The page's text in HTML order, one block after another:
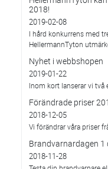
2018!
2019-02-08
I hård konkurrens med
HellermannTyton
Nyhet i webbshopen
2019-01-22
Inom kort lanserar vi två
Förändrade priser
2018-12-05
Vi förändrar våra priser
Brandvarnardagen 1
2018-11-28